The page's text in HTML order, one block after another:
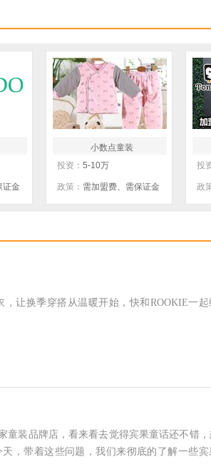
证金
小数点童装
投资： 5-10万
政策： 需加盟费、需保证金
投
政
让换季穿搭从温暖开始，快和ROOKIE一起
童装品牌店，看来看去觉得宾果童话还不错，
，带着这些问题，我们来彻底的了解一些宾